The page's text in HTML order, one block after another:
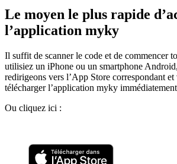
Le moyen le plus rapide
l’application myky
Il suffit de scanner le code et de commencer
utilisiez un iPhone ou un smartphone
redirigeons vers l’App Store correspondant
télécharger l’application myky
Ou cliquez ici :